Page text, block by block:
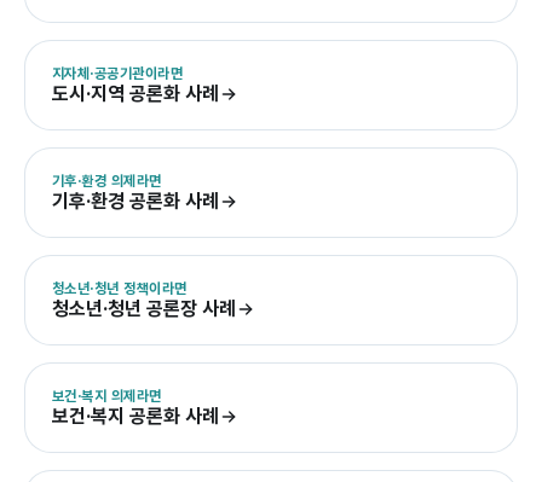
지자체·공공기관이라면
도시·지역 공론화 사례
기후·환경 의제라면
기후·환경 공론화 사례
청소년·청년 정책이라면
청소년·청년 공론장 사례
보건·복지 의제라면
보건·복지 공론화 사례